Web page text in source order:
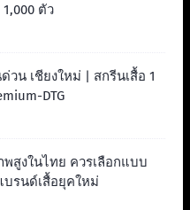
ตัว
วน เชียงใหม่ | สกรีนเสื้อ 1
DTG
พสูงในไทย ควรเลือกแบบ
รนด์เสื้อยุคใหม่